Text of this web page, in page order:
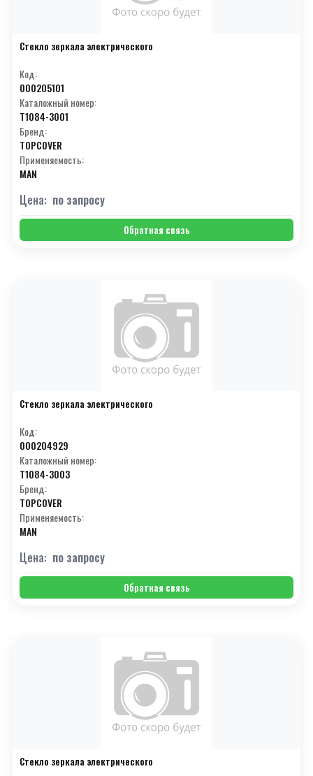
Стекло зеркала электрического
Код:
000205101
Каталожный номер:
T1084-3001
Бренд:
TOPCOVER
Применяемость:
MAN
Цена: по запросу
Обратная связь
Стекло зеркала электрического
Код:
000204929
Каталожный номер:
T1084-3003
Бренд:
TOPCOVER
Применяемость:
MAN
Цена: по запросу
Обратная связь
Стекло зеркала электрического